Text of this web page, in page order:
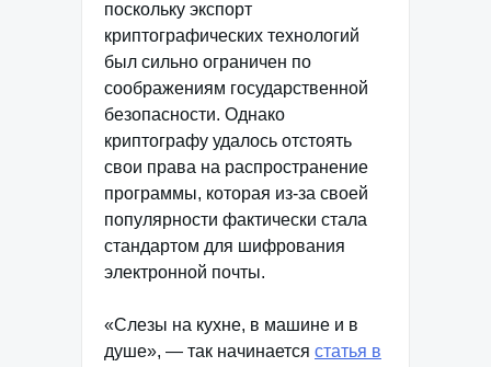
поскольку экспорт
криптографических технологий
был сильно ограничен по
соображениям государственной
безопасности. Однако
криптографу удалось отстоять
свои права на распространение
программы, которая из-за своей
популярности фактически стала
стандартом для шифрования
электронной почты.
«Слезы на кухне, в машине и в
душе», — так начинается статья в